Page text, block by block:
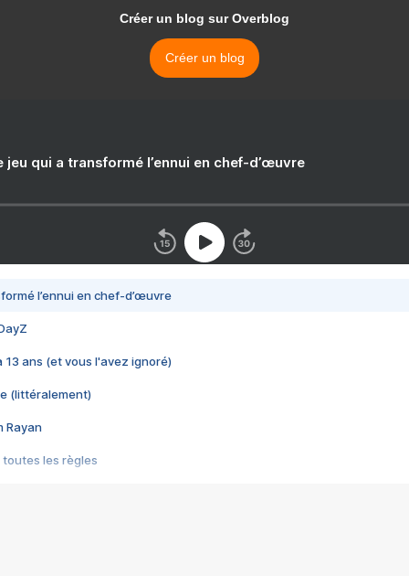
Créer un blog sur Overblog
Créer un blog
jeu qui a transformé l’ennui en chef-d’œuvre
l’ennui en chef-d’œuvre
13 ans (et vous l'avez ignoré)
(littéralement)
Rayan
toutes les règles